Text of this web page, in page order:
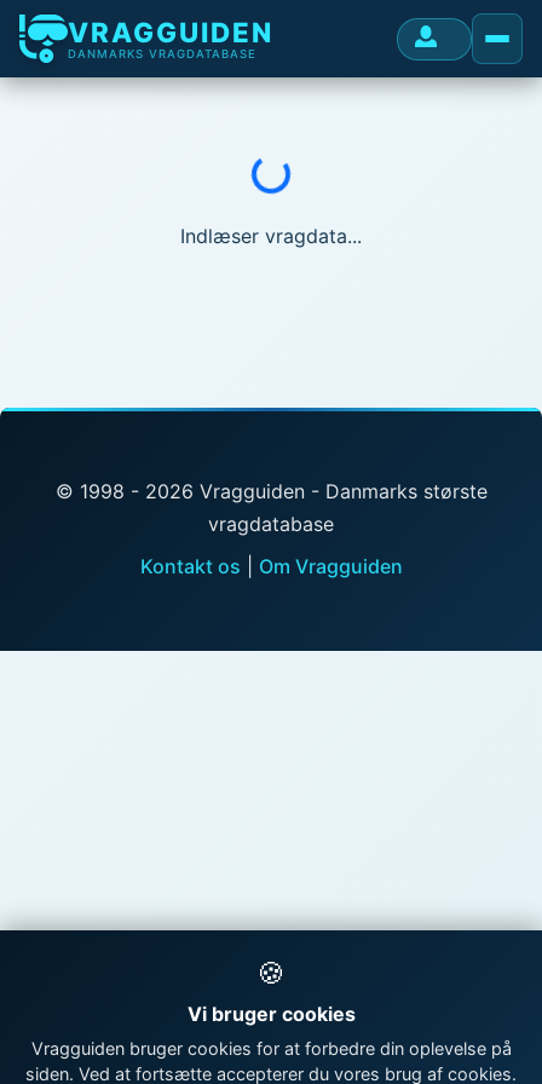
VRAGGUIDEN
DANMARKS VRAGDATABASE
Indlæser...
Indlæser vragdata...
© 1998 - 2026 Vragguiden - Danmarks største
vragdatabase
Kontakt os
Om Vragguiden
🍪
Vi bruger cookies
Vragguiden bruger cookies for at forbedre din oplevelse på
siden. Ved at fortsætte accepterer du vores brug af cookies.